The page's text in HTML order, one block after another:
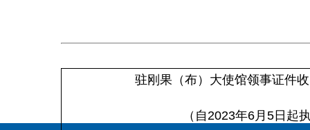
驻刚果（布）大使馆领事证件
（自2023年6月5日起